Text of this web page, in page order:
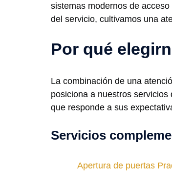
sistemas modernos de
del servicio, cultivamos una
Por qué
La combinación de una
posiciona a nuestros
que responde a sus
Servicios
Apertura de puertas